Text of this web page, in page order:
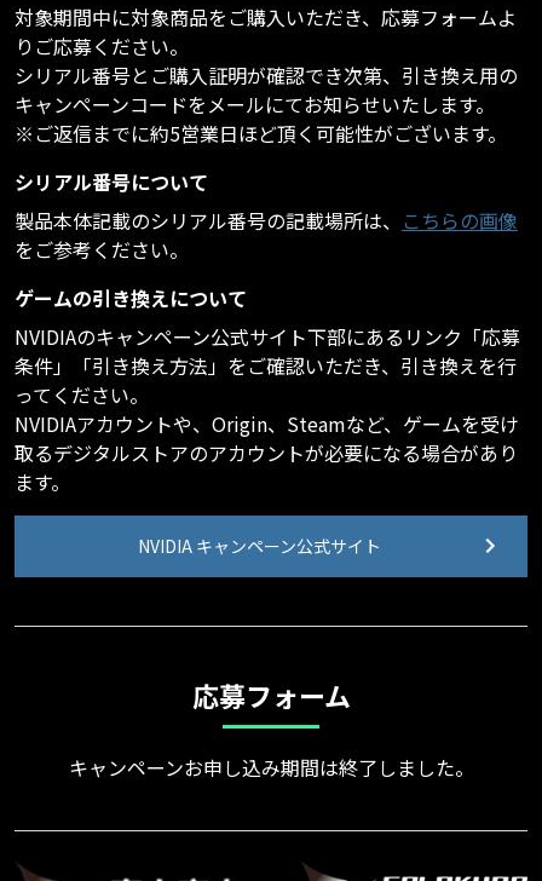
対象期間中に対象商品をご購入いただき、応募フォームよ
りご応募ください。
シリアル番号とご購入証明が確認でき次第、引き換え用の
キャンペーンコードをメールにてお知らせいたします。
※ご返信までに約5営業日ほど頂く可能性がございます。
シリアル番号について
製品本体記載のシリアル番号の記載場所は、 こちらの画像
をご参考ください。
ゲームの引き換えについて
NVIDIAのキャンペーン公式サイト下部にあるリンク「応募
条件」「引き換え方法」をご確認いただき、引き換えを行
ってください。
NVIDIAアカウントや、Origin、Steamなど、ゲームを受け
取るデジタルストアのアカウントが必要になる場合があり
ます。
NVIDIA キャンペーン公式サイト
応募フォーム
キャンペーンお申し込み期間は終了しました。